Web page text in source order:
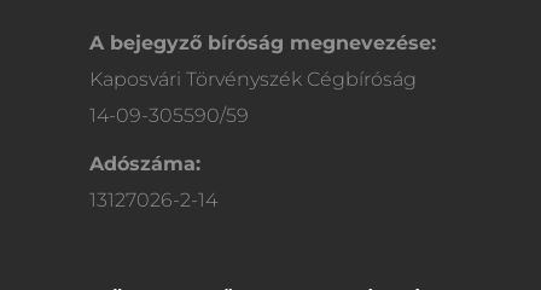
A bejegyző bíróság megnevezése:
Kaposvári Törvényszék Cégbíróság
14-09-305590/59
Adószáma:
13127026-2-14